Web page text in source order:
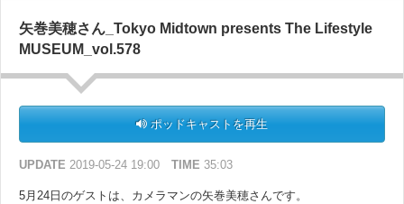
矢巻美穂さん_Tokyo Midtown presents The Lifestyle
MUSEUM_vol.578
ポッドキャストを再生
UPDATE 2019-05-24 19:00 TIME 35:03
5月24日のゲストは、カメラマンの矢巻美穂さんです。